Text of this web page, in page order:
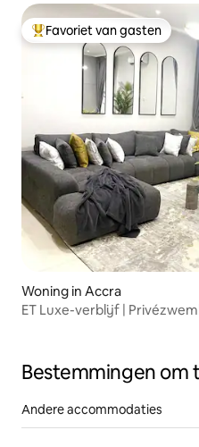
Topfavoriet van gasten
Favoriet van gasten
Woning in Accra
ET Luxe-verblijf |
Bestemmingen om
Andere accommodaties